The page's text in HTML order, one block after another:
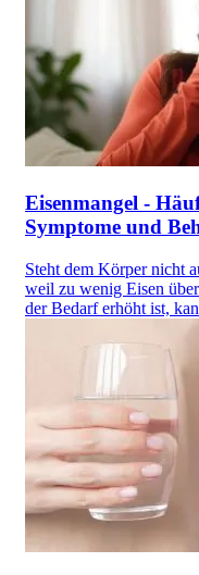
Eisenmangel -
Symptome und
Steht dem Körper nicht
weil zu wenig Eisen
der Bedarf erhöht ist,